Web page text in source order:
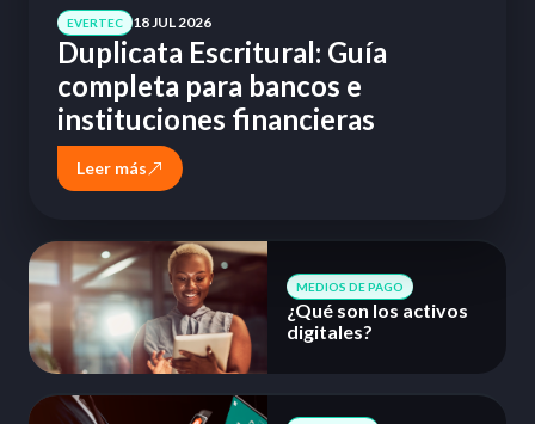
EVERTEC 18 JUL 2026
Duplicata Escritural: Guía
completa para bancos e
instituciones financieras
Leer más
MEDIOS DE PAGO
¿Qué son los activos
digitales?